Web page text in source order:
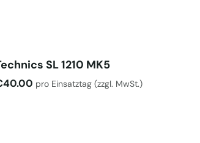
SL 1210 MK5
40.00 pro Einsatztag (zzgl. MwSt.)